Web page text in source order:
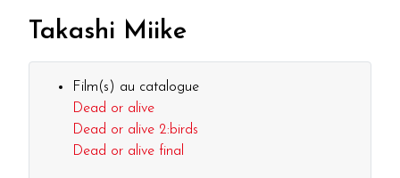
Takashi Miike
Film(s) au catalogue
Dead or alive
Dead or alive 2:birds
Dead or alive final